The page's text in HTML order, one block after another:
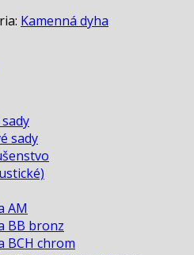
Kamenná dyha
sady
AM
BB bronz
BCH chrom